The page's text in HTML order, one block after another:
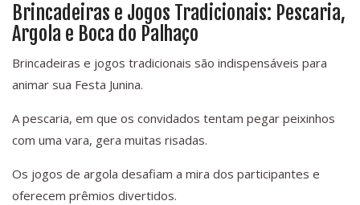
Brincadeiras e Jogos Tradicionais: Pescaria,
Argola e Boca do Palhaço
Brincadeiras e jogos tradicionais são indispensáveis para
animar sua Festa Junina.
A pescaria, em que os convidados tentam pegar peixinhos
com uma vara, gera muitas risadas.
Os jogos de argola desafiam a mira dos participantes e
oferecem prêmios divertidos.